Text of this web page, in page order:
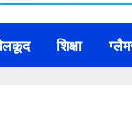
शिक्षा